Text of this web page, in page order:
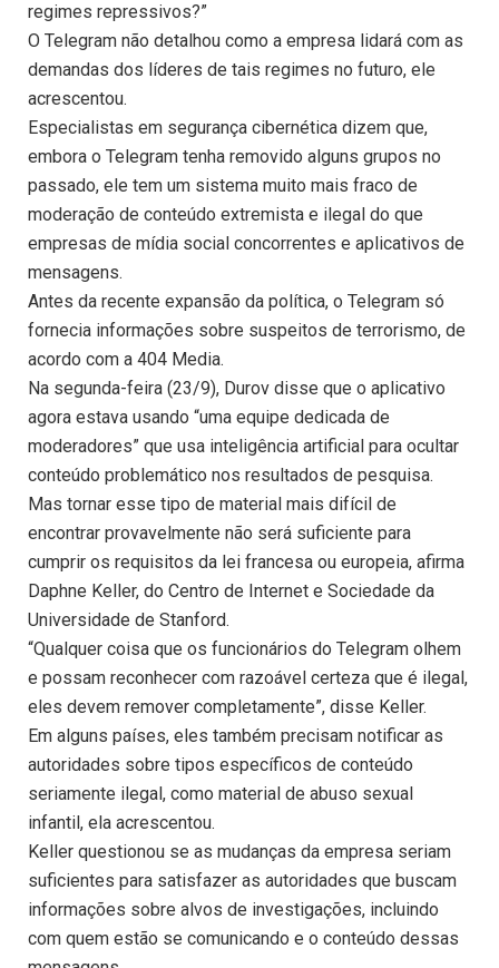
regimes repressivos?”
O Telegram não detalhou como a empresa lidará com as
demandas dos líderes de tais regimes no futuro, ele
acrescentou.
Especialistas em segurança cibernética dizem que,
embora o Telegram tenha removido alguns grupos no
passado, ele tem um sistema muito mais fraco de
moderação de conteúdo extremista e ilegal do que
empresas de mídia social concorrentes e aplicativos de
mensagens.
Antes da recente expansão da política, o Telegram só
fornecia informações sobre suspeitos de terrorismo, de
acordo com a 404 Media.
Na segunda-feira (23/9), Durov disse que o aplicativo
agora estava usando “uma equipe dedicada de
moderadores” que usa inteligência artificial para ocultar
conteúdo problemático nos resultados de pesquisa.
Mas tornar esse tipo de material mais difícil de
encontrar provavelmente não será suficiente para
cumprir os requisitos da lei francesa ou europeia, afirma
Daphne Keller, do Centro de Internet e Sociedade da
Universidade de Stanford.
“Qualquer coisa que os funcionários do Telegram olhem
e possam reconhecer com razoável certeza que é ilegal,
eles devem remover completamente”, disse Keller.
Em alguns países, eles também precisam notificar as
autoridades sobre tipos específicos de conteúdo
seriamente ilegal, como material de abuso sexual
infantil, ela acrescentou.
Keller questionou se as mudanças da empresa seriam
suficientes para satisfazer as autoridades que buscam
informações sobre alvos de investigações, incluindo
com quem estão se comunicando e o conteúdo dessas